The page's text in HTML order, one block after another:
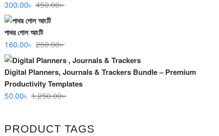
450.00৳Original
300.00৳
Current
পাথর গোল আংটি
250.00৳Original
price
was:
250.00৳ .
160.00৳
Current
price
is:
160.00৳ .
Digital Planners, Journals & Trackers Bundle – Premium
Productivity Templates
1,250.00৳Original
1,250.00৳ .
50.00৳
Current
50.00৳ .
PRODUCT TAGS